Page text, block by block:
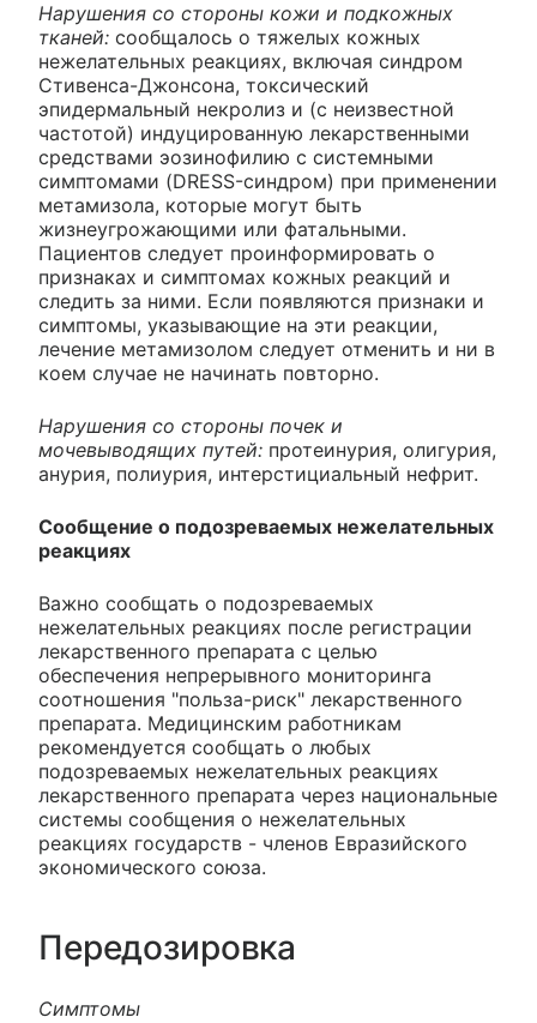
Нарушения со стороны кожи и подкожных
тканей: сообщалось о тяжелых кожных
нежелательных реакциях, включая синдром
Стивенса-Джонсона, токсический
эпидермальный некролиз и (с неизвестной
частотой) индуцированную лекарственными
средствами эозинофилию с системными
симптомами (DRESS-синдром) при применении
метамизола, которые могут быть
жизнеугрожающими или фатальными.
Пациентов следует проинформировать о
признаках и симптомах кожных реакций и
следить за ними. Если появляются признаки и
симптомы, указывающие на эти реакции,
лечение метамизолом следует отменить и ни в
коем случае не начинать повторно.
Нарушения со стороны почек и
мочевыводящих путей: протеинурия, олигурия,
анурия, полиурия, интерстициальный нефрит.
Сообщение о подозреваемых нежелательных
реакциях
Важно сообщать о подозреваемых
нежелательных реакциях после регистрации
лекарственного препарата с целью
обеспечения непрерывного мониторинга
соотношения "польза-риск" лекарственного
препарата. Медицинским работникам
рекомендуется сообщать о любых
подозреваемых нежелательных реакциях
лекарственного препарата через национальные
системы сообщения о нежелательных
реакциях государств - членов Евразийского
экономического союза.
Передозировка
Симптомы